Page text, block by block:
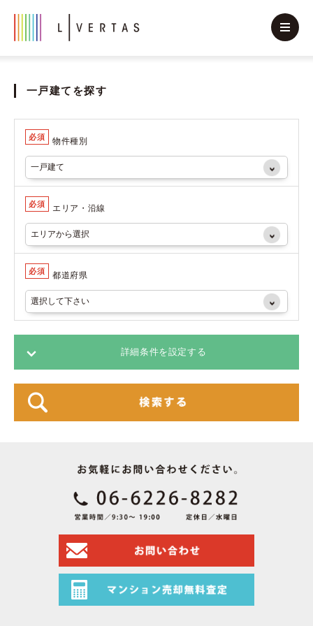
一戸建てを探す
必須 物件種別
必須 エリア・沿線
必須 都道府県
詳細条件を設定する